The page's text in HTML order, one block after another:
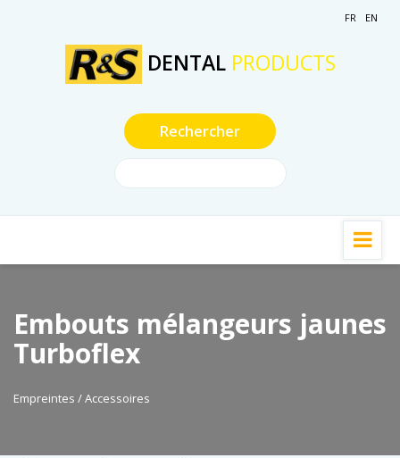
FR EN
DENTAL PRODUCTS
Embouts mélangeurs jaunes
Turboflex
Empreintes / Accessoires